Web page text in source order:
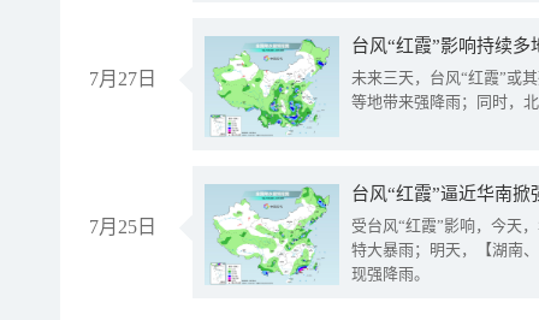
7月27日
台风“红霞”影响持续
未来三天，台风“红霞”或
等地带来强降雨；同时，
7月25日
台风“红霞”逼近华南
受台风“红霞”影响，今天
特大暴雨；明天，【湖南
现强降雨。